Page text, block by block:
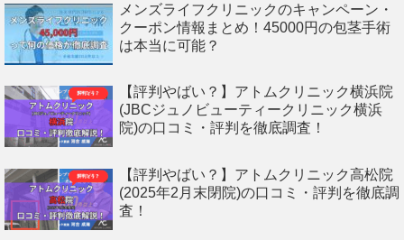
メンズライフクリニックのキャンペーン・
クーポン情報まとめ！45000円の包茎手術
は本当に可能？
【評判やばい？】アトムクリニック横浜院
(JBCジュノビューティークリニック横浜
院)の口コミ・評判を徹底調査！
【評判やばい？】アトムクリニック高松院
(2025年2月末閉院)の口コミ・評判を徹底調
査！